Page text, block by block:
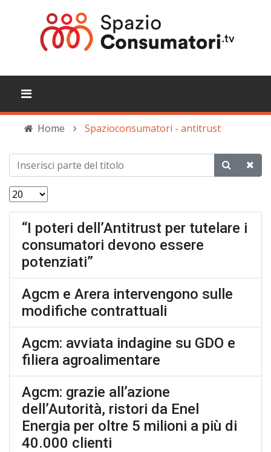
Home Spazioconsumatori - antitrust
“I poteri dell’Antitrust per tutelare i
consumatori devono essere
potenziati”
Agcm e Arera intervengono sulle
modifiche contrattuali
Agcm: avviata indagine su GDO e
filiera agroalimentare
Agcm: grazie all’azione
dell’Autorità, ristori da Enel
Energia per oltre 5 milioni a più di
40.000 clienti